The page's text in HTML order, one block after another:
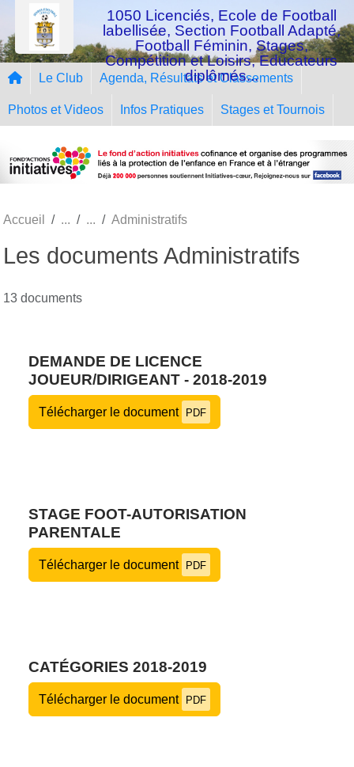
1050 Licenciés, Ecole de Football
labellisée, Section Football Adapté,
Football Féminin, Stages,
Compétition et Loisirs, Educateurs
diplômés...
Le Club Agenda, Résultats et Classements
Photos et Videos Infos Pratiques Stages et Tournois
Accueil Administratifs
Les documents Administratifs
13 documents
DEMANDE DE LICENCE
JOUEUR/DIRIGEANT - 2018-2019
Télécharger le document PDF
STAGE FOOT-AUTORISATION
PARENTALE
Télécharger le document PDF
CATÉGORIES 2018-2019
Télécharger le document PDF
Panneau de gestion des cookies